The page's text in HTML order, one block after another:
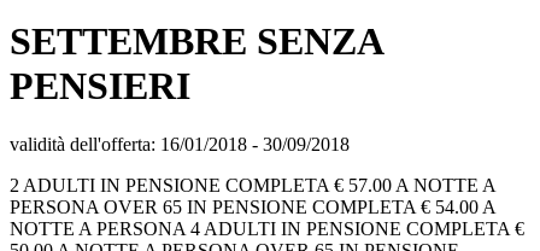
SETTEMBRE SENZA
PENSIERI
validità dell'offerta: 16/01/2018 - 30/09/2018
2 ADULTI IN PENSIONE COMPLETA € 57.00 A NOTTE A
PERSONA OVER 65 IN PENSIONE COMPLETA € 54.00 A
NOTTE A PERSONA 4 ADULTI IN PENSIONE COMPLETA €